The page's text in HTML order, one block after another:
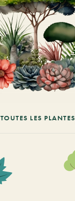
TOUTES LES PLANTES